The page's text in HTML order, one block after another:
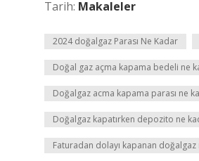
Tarih: Makaleler
2024 doğalgaz Parası Ne Kadar
Doğal gaz açma kapama bedeli ne
Doğalgaz acma kapama parası ne
Doğalgaz kapatırken depozito ne
Faturadan dolayı kapanan doğalgaz